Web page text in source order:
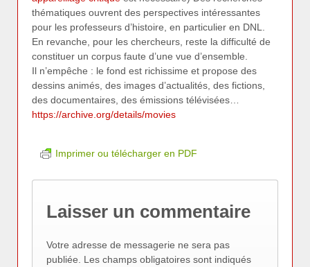
thématiques ouvrent des perspectives intéressantes
pour les professeurs d’histoire, en particulier en DNL.
En revanche, pour les chercheurs, reste la difficulté de
constituer un corpus faute d’une vue d’ensemble.
Il n’empêche : le fond est richissime et propose des
dessins animés, des images d’actualités, des fictions,
des documentaires, des émissions télévisées…
https://archive.org/details/movies
Imprimer ou télécharger en PDF
Laisser un commentaire
Votre adresse de messagerie ne sera pas
publiée. Les champs obligatoires sont indiqués